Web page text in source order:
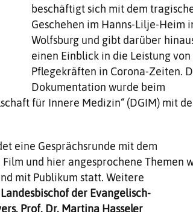
beschäftigt sich mit dem
Geschehen im Hanns-Lilje-Heim
Wolfsburg und gibt darüber
einen Einblick in die Leistung von
Pflegekräften in Corona-Zeiten.
Dokumentation wurde beim
für Innere Medizin“ (DGIM) mit
eine Gesprächsrunde mit dem
Film und hier angesprochene Themen
mit Publikum statt. Weitere
der Evangelisch-
Prof. Dr. Martina Hasseler